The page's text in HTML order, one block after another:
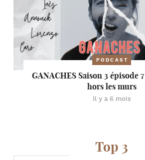
PODCAST
GANACHES Saison 3 épisode
hors les murs
Il y a 6 mois
Top 3